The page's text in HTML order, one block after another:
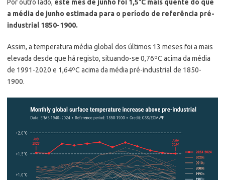
Por outro lado, este mês de junho foi 1,5°C mais quente do que
a média de junho estimada para o período de referência pré-
industrial 1850-1900.
Assim, a temperatura média global dos últimos 13 meses foi a mais
elevada desde que há registo, situando-se 0,76ºC acima da média
de 1991-2020 e 1,64ºC acima da média pré-industrial de 1850-
1900.